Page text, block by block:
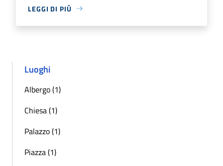
LEGGI DI PIÙ
Luoghi
Albergo (1)
Chiesa (1)
Palazzo (1)
Piazza (1)